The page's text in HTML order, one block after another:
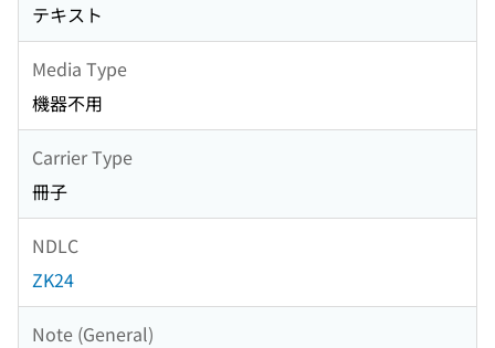
テキスト
Media Type
機器不用
Carrier Type
冊子
NDLC
ZK24
Note (General)